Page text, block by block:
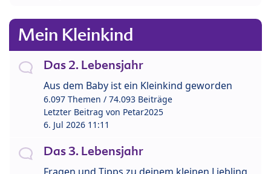
Mein Kleinkind
Das 2. Lebensjahr
Aus dem Baby ist ein Kleinkind geworden
6.097 Themen / 74.093 Beiträge
Letzter Beitrag von Petar2025
6. Jul 2026 11:11
Das 3. Lebensjahr